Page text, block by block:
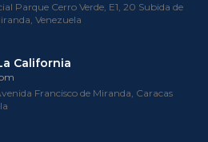
Parque Cerro Verde, E1, 20 Subida de
Venezuela
California
Francisco de Miranda, Caracas